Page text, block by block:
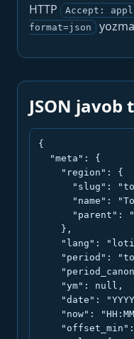
HTTP
Accept:
format=json
JSON javob
{
  "meta": {
    "region": {
"slug":
"name":
"parent":
    },
"lang":
"period":
    "ym": null,
"date":
"now":